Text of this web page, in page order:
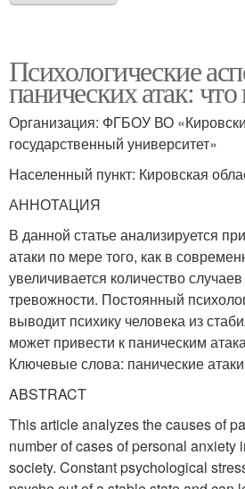
Психологические
панических атак:
Организация: ФГБОУ ВО
государственный университет»
Населенный пункт: Кировская
АННОТАЦИЯ
В данной статье анализируется
атаки по мере того, как в
увеличивается количество
тревожности. Постоянный
выводит психику человека из
может привести к паническим
Ключевые слова: панические
ABSTRACT
This article analyzes the causes of
number of cases of personal anxiety
society. Constant psychological